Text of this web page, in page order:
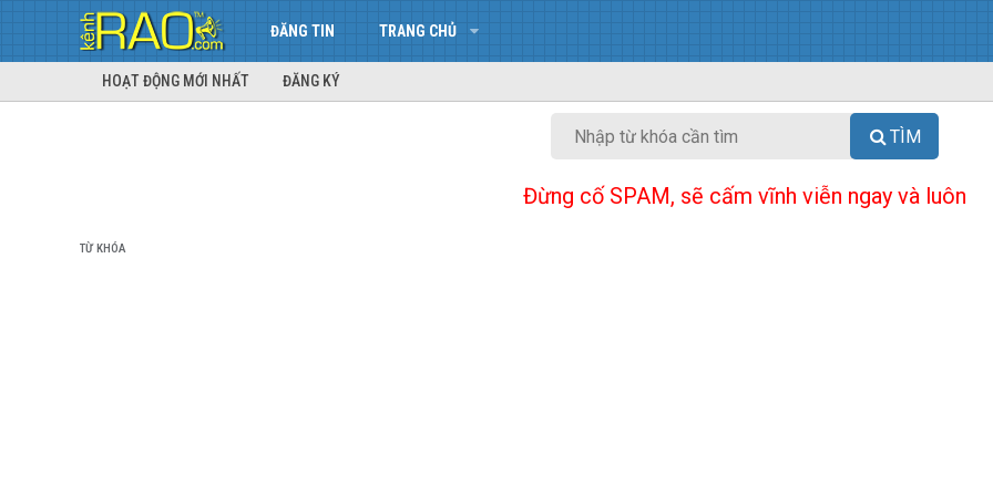
ĐĂNG TIN TRANG CHỦ
HOẠT ĐỘNG MỚI NHẤT ĐĂNG KÝ
TÌM
Đừng cố SPAM, sẽ cấm vĩnh viễn ngay và luôn
TỪ KHÓA